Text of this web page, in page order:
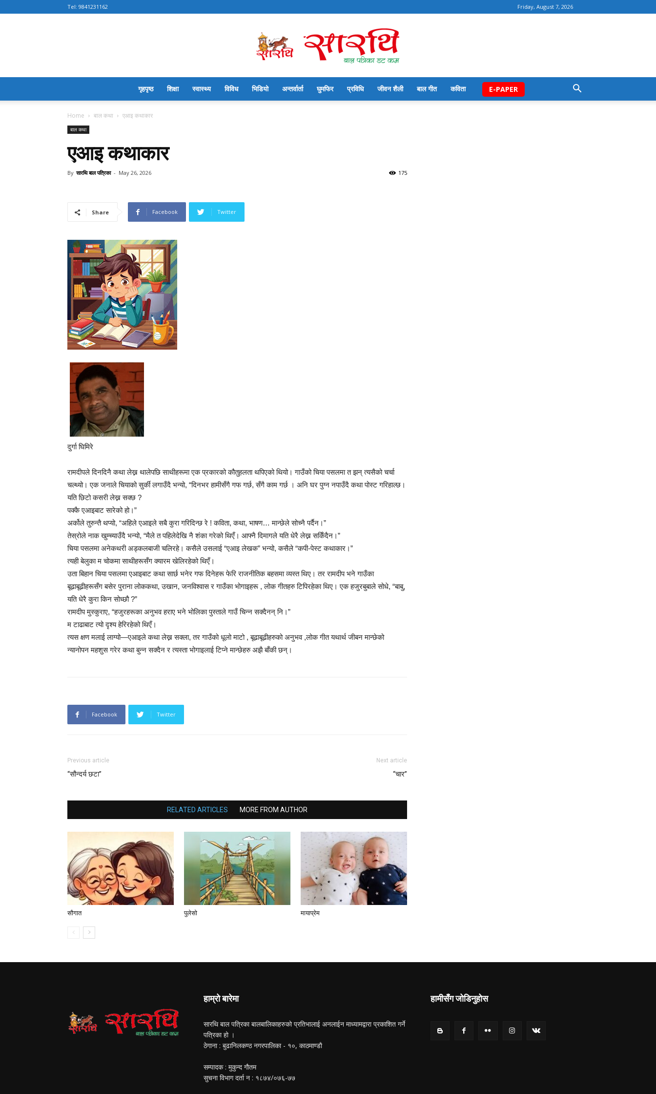
Friday, August 7, 2026
Tel: 9841231162
गृहपृष्ठ शिक्षा स्वास्थ्य विविध भिडियो अन्तर्वार्ता घुमफिर प्रविधि जीवन शैली बाल गीत कविता E-PAPER
Home बाल कथा एआइ कथाकार
बाल कथा
एआइ कथाकार
By सारथि बाल पत्रिका - May 26, 2026 175
Share Facebook Twitter
दुर्गा घिमिरे
रामदीपले दिनदिनै कथा लेख्न थालेपछि साथीहरूमा एक प्रकारको कौतुहलता थपिएको थियो। गाउँको चिया पसलमा त झन् त्यसैको चर्चा
चल्थ्यो। एक जनाले चियाको सुर्की लगाउँदै भन्यो, “दिनभर हामीसँगै गफ गर्छ, सँगै काम गर्छ । अनि घर पुग्न नपाउँदै कथा पोस्ट गरिहाल्छ।
यति छिटो कसरी लेख्न सक्छ ?
पक्कै एआइबाट सारेको हो।”
अर्कोले तुरुन्तै थप्यो, “अहिले एआइले सबै कुरा गरिदिन्छ रे ! कविता, कथा, भाषण… मान्छेले सोच्नै पर्दैन।”
तेस्रोले नाक खुम्च्याउँदै भन्यो, “मैले त पहिलेदेखि नै शंका गरेको थिएँ। आफ्नै दिमागले यति धेरै लेख्न सकिँदैन।”
चिया पसलमा अनेकथरी अड्कलबाजी चलिरहे। कसैले उसलाई “एआइ लेखक” भन्यो, कसैले “कपी-पेस्ट कथाकार।”
त्यही बेलुका म चोकमा साथीहरूसँग क्यारम खेलिरहेको थिएँ।
उता बिहान चिया पसलमा एआइबाट कथा सार्छ भनेर गफ दिनेहरू फेरि राजनीतिक बहसमा व्यस्त थिए। तर रामदीप भने गाउँका
बूढाबूढीहरूसँग बसेर पुराना लोककथा, उखान, जनविश्वास र गाउँका भोगाइहरू , लोक गीतहरु टिपिरहेका थिए। एक हजुरबुबाले सोधे, “बाबु,
यति धेरै कुरा किन सोध्छौ ?”
रामदीप मुस्कुराए, “हजुरहरूका अनुभव हराए भने भोलिका पुस्ताले गाउँ चिन्न सक्दैनन् नि।”
म टाढाबाट त्यो दृश्य हेरिरहेको थिएँ।
त्यस क्षण मलाई लाग्यो—एआइले कथा लेख्न सक्ला, तर गाउँको धूलो माटो , बूढाबूढीहरुको अनुभव ,लोक गीत यथार्थ जीबन मान्छेको
न्यानोपन महशुस गरेर कथा बुन्न सक्दैन र त्यस्ता भोगाइलाई टिप्ने मान्छेहरु अझै बाँकी छन्।
Facebook Twitter
Previous article
“सौन्दर्य छटा”
Next article
“चार”
RELATED ARTICLES MORE FROM AUTHOR
सौगात पुलेसो मायाप्रेम
हाम्रो बारेमा
सारथि बाल पत्रिका बालबालिकाहरुको प्रतिभालाई अनलाईन माध्यामद्वारा प्रकाशित गर्ने
पत्रिका हो ।
ठेगाना : बुढानिलकण्ठ नगरपालिका - १०, काठमाण्डाै
सम्पादक : मुकुन्द गाैतम
सुचना विभाग दर्ता न‌ : १८७४/०७६-७७
हामीसँग जोडिनुहोस